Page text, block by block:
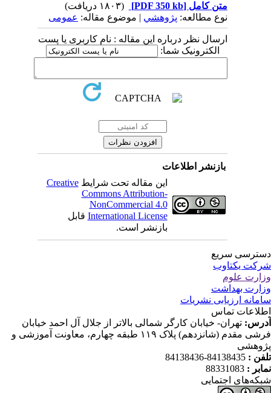
متن کامل[PDF 350 kb]
نوع مطالعه:پژوهشي| موضوع مقاله:عمومى
ارسال نظر درباره این مقاله : نام کاربری یا پست
الکترونیک شما:
بازنشر اطلاعات
این مقاله تحت شرایطCreative
Commons Attribution-
NonCommercial 4.0
International Licenseقابل
بازنشر است.
سریع
یکتاوب
علوم
بهداشت
ارزیابی نشریات
تماس
تهران- خیابان کارگر شمالی بالاتر از جلال آل احمد خیابان
فرشی مقدم (شانزدهم) پلاک ۱۱۹ طبقه چهارم، معاونت آموزشی و
:
84138435-84138436
:
88331083
اجتمایی